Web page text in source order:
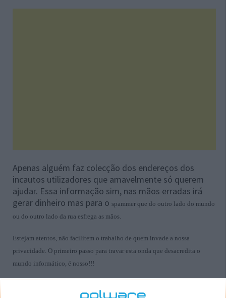
Apenas alguém faz colecção dos endereços dos
incautos utilizadores que amavelmente só querem
ajudar. Essa informação sim, nas mãos erradas irá
gerar dinheiro mas para o spammer que do outro lado do mundo
ou do outro lado da rua esfrega as mãos.
Estejam atentos, não facilitem o trabalho de quem invade a nossa
privacidade. O primeiro passo para travar esta onda que desacredita o
mundo informático, é nosso!!!